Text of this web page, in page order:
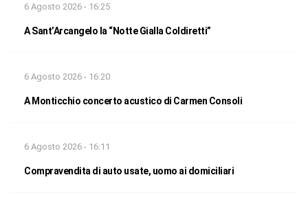
6 Agosto 2026 - 16:25
A Sant’Arcangelo la “Notte Gialla Coldiretti”
6 Agosto 2026 - 16:20
A Monticchio concerto acustico di Carmen Consoli
6 Agosto 2026 - 16:11
Compravendita di auto usate, uomo ai domiciliari